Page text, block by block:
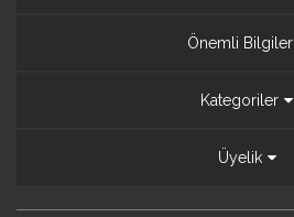
Önemli Bilgiler
Kategoriler
Üyelik